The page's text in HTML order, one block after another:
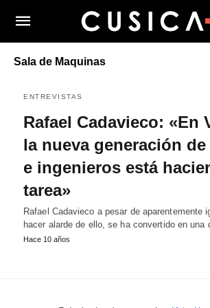
Sala de Maquinas
ENTREVISTAS
Rafael Cadavieco: «En
la nueva generación
e ingenieros está
tarea»
Rafael Cadavieco a pesar de aparentemente
hacer alarde de ello, se ha convertido en
Hace 10 años